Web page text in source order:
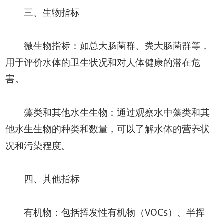
三、生物指标
微生物指标：如总大肠菌群、粪大肠菌群等，
用于评价水体的卫生状况和对人体健康的潜在危
害。
藻类和其他水生生物：通过观察水中藻类和其
他水生生物的种类和数量，可以了解水体的营养状
况和污染程度。
四、其他指标
有机物：包括挥发性有机物（VOCs）、半挥